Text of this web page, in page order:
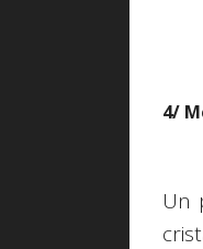
4/
Un